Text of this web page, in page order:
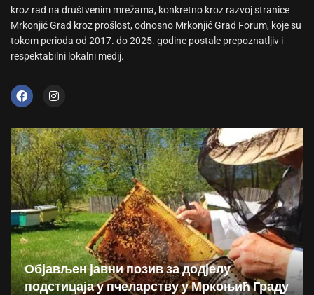
kroz rad na društvenim mrežama, konkretno kroz razvoj stranice
Mrkonjić Grad kroz prošlost, odnosno Mrkonjić Grad Forum, koje su
tokom perioda od 2017. do 2025. godine postale prepoznatljiv i
respektabilni lokalni medij.
Објављен јавни позив за додјелу
подстицаја у пчеларству у Мркоњић Граду